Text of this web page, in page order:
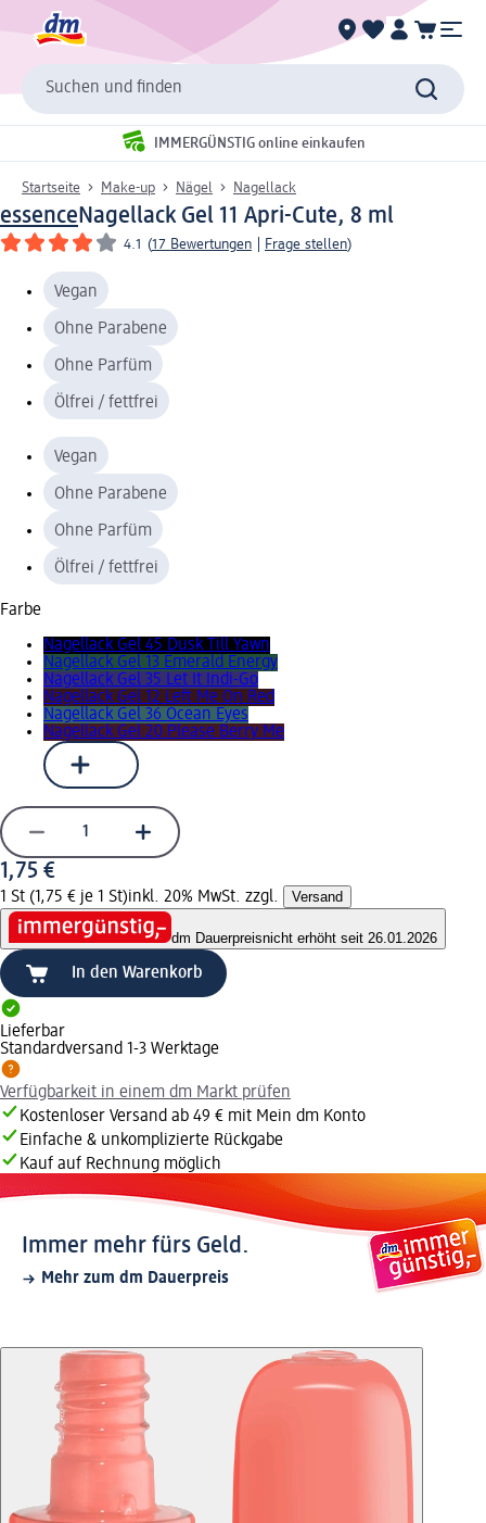
Suchen und finden
IMMERGÜNSTIG online einkaufen
Startseite Make-up Nägel Nagellack
essenceNagellack Gel 11 Apri-Cute, 8 ml
4.1 (17 Bewertungen Frage stellen)
Vegan
Ohne Parabene
Ohne Parfüm
Ölfrei / fettfrei
Vegan
Ohne Parabene
Ohne Parfüm
Ölfrei / fettfrei
Farbe
Nagellack Gel 45 Dusk Till Yawn
Nagellack Gel 13 Emerald Energy
Nagellack Gel 35 Let It Indi-Go
Nagellack Gel 12 Left Me On Red
Nagellack Gel 36 Ocean Eyes
Nagellack Gel 20 Please Berry Me
1,75 €
1 St (1,75 € je 1 St)inkl. 20% MwSt. zzgl. Versand
dm Dauerpreisnicht erhöht seit 26.01.2026
In den Warenkorb
Lieferbar
Standardversand 1-3 Werktage
Verfügbarkeit in einem dm Markt prüfen
Kostenloser Versand ab 49 € mit Mein dm Konto
Einfache & unkomplizierte Rückgabe
Kauf auf Rechnung möglich
Immer mehr fürs Geld.
Mehr zum dm Dauerpreis